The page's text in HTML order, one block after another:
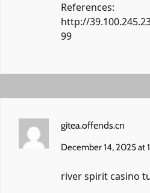
References:
http://
99
gitea.offends.cn
December 14, 2025 at
river spirit casino